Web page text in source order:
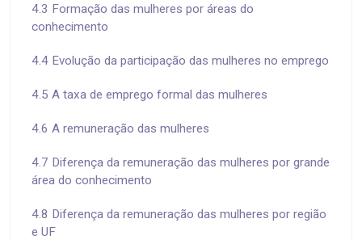
4.3 Formação das mulheres por áreas do
conhecimento
4.4 Evolução da participação das mulheres no emprego
4.5 A taxa de emprego formal das mulheres
4.6 A remuneração das mulheres
4.7 Diferença da remuneração das mulheres por grande
área do conhecimento
4.8 Diferença da remuneração das mulheres por região
e UF